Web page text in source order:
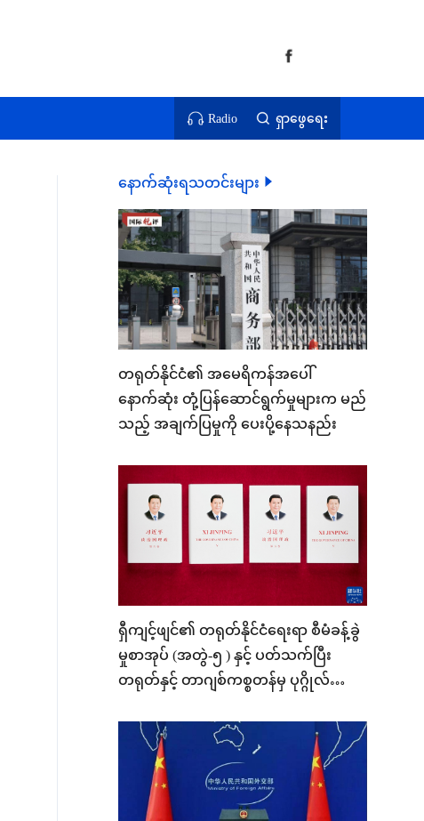
Radio ရှာဖွေရေး
နောက်ဆုံးရသတင်းများ
တရုတ်နိုင်ငံ၏ အမေရိကန်အပေါ်
နောက်ဆုံး တုံ့ပြန်ဆောင်ရွက်မှုများက မည်
သည့် အချက်ပြမှုကို ပေးပို့နေသနည်း
ရှီကျင့်ဖျင်၏ တရုတ်နိုင်ငံရေးရာ စီမံခန့်ခွဲ
မှုစာအုပ် (အတွဲ-၅ ) နှင့် ပတ်သက်ပြီး
တရုတ်နှင့် တာဂျစ်ကစ္စတန်မှ ပုဂ္ဂိုလ်များ